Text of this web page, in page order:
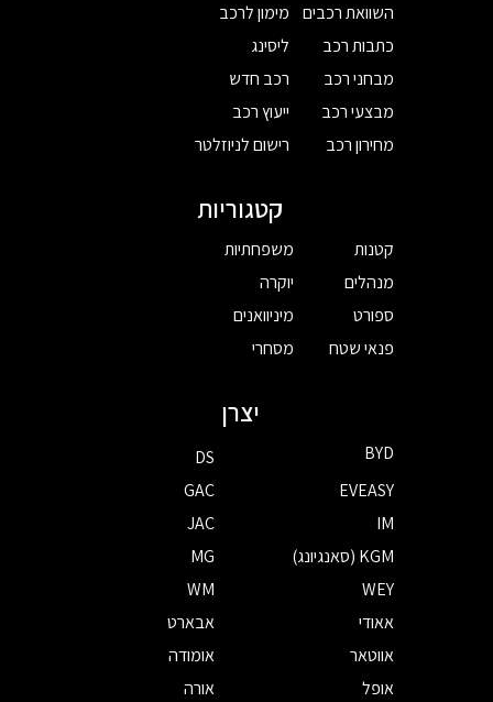
השוואת רכבים
כתבות רכב
מבחני רכב
מבצעי רכב
מחירון רכב
מימון לרכב
ליסינג
רכב חדש
ייעוץ רכב
רישום לניוזלטר
קטגוריות
קטנות
מנהלים
ספורט
פנאי שטח
משפחתיות
יוקרה
מיניוואנים
מסחרי
יצרן
BYD
DS
EVEASY
GAC
IM
JAC
KGM (סאנגיונג)
MG
WEY
WM
אאודי
אבארט
אווטאר
אומודה
אופל
אורה